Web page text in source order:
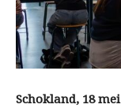
Schokland, 18